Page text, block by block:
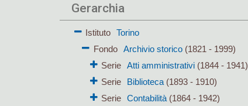
Gerarchia
Istituto
Torino
Fondo
Archivio storico(1821 - 1999)
Serie Atti amministrativi(1844 - 1941)
Serie
Biblioteca(1893 - 1910)
Serie Contabilità(1864 - 1942)